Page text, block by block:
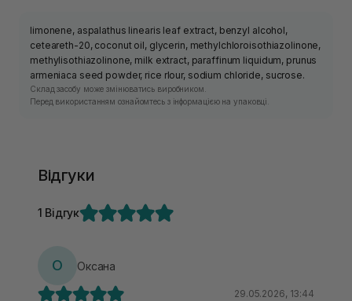
limonene, aspalathus linearis leaf extract, benzyl alcohol,
ceteareth-20, coconut oil, glycerin, methylchloroisothiazolinone,
methylisothiazolinone, milk extract, paraffinum liquidum, prunus
armeniaca seed powder, rice rlour, sodium chloride, sucrose.
Склад засобу може змінюватись виробником.
Перед використанням ознайомтесь з інформацією на упаковці.
Відгуки
1 Відгук
О Оксана
29.05.2026, 13:44